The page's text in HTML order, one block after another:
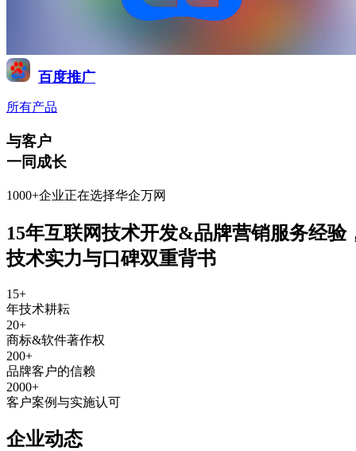
百度推广
所有产品
与客户
一同成长
1000+企业正在选择华企万网
15年互联网技术开发&品牌营销服务经验
技术实力与口碑双重背书
15+
年技术耕耘
20+
商标&软件著作权
200+
品牌客户的信赖
2000+
客户案例与实施认可
企业动态